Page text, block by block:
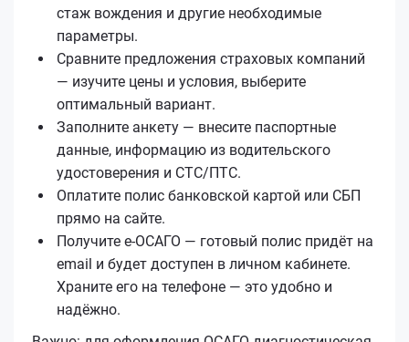
стаж вождения и другие необходимые
параметры.
Сравните предложения страховых компаний
— изучите цены и условия, выберите
оптимальный вариант.
Заполните анкету — внесите паспортные
данные, информацию из водительского
удостоверения и СТС/ПТС.
Оплатите полис банковской картой или СБП
прямо на сайте.
Получите е‑ОСАГО — готовый полис придёт на
email и будет доступен в личном кабинете.
Храните его на телефоне — это удобно и
надёжно.